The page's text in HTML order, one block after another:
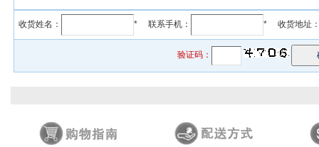
收货姓名： * 联系手机： * 收货地址
验证码：